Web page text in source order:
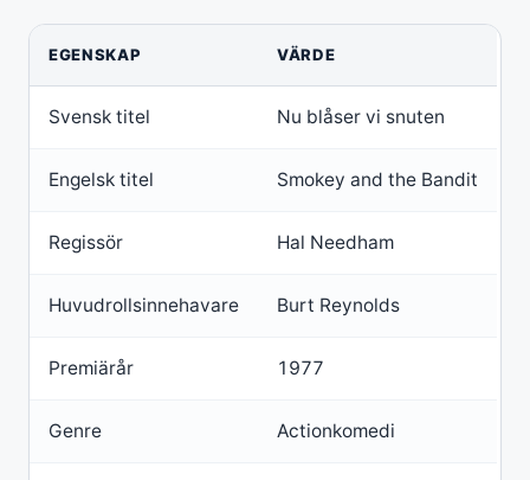
EGENSKAP VÄRDE
Svensk titel Nu blåser vi snuten
Engelsk titel Smokey and the Bandit
Regissör Hal Needham
Huvudrollsinnehavare Burt Reynolds
Premiärår 1977
Genre Actionkomedi